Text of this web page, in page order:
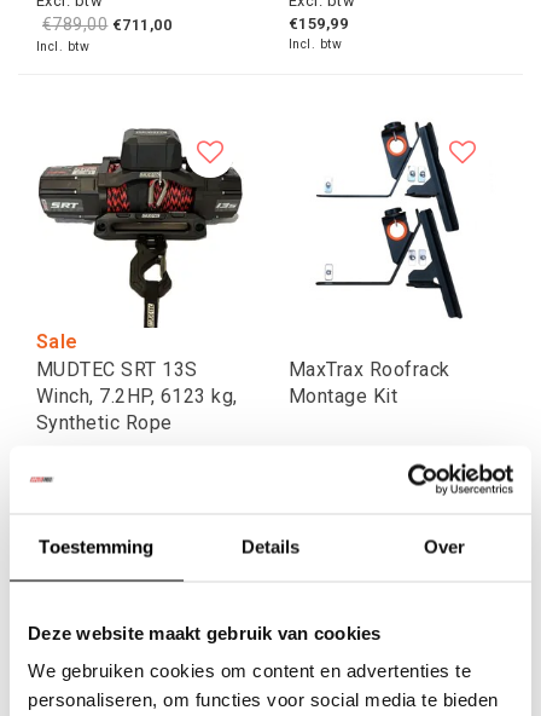
Toestemming Details Over
Deze website maakt gebruik van cookies
We gebruiken cookies om content en advertenties te
personaliseren, om functies voor social media te bieden
€789,00 €711,00
Incl. btw
€159,99
Incl. btw
Sale
MUDTEC SRT 13S
Winch, 7.2HP, 6123 kg,
Synthetic Rope
€734,71
€889,00 €799,00
MaxTrax Roofrack
Montage Kit
€179,99
Incl. btw